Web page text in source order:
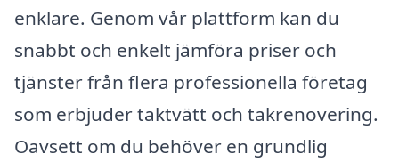
enklare. Genom vår plattform kan du
snabbt och enkelt jämföra priser och
tjänster från flera professionella företag
som erbjuder taktvätt och takrenovering.
Oavsett om du behöver en grundlig